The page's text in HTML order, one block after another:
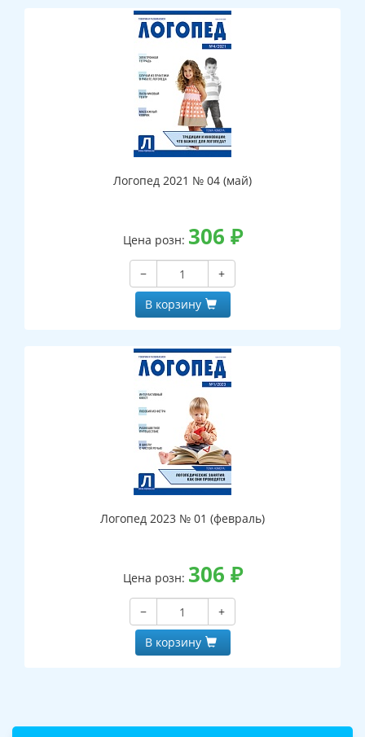
Логопед 2021 № 04 (май)
Цена розн: 306 ₽
−
+
В корзину
Логопед 2023 № 01 (февраль)
Цена розн: 306 ₽
−
+
В корзину